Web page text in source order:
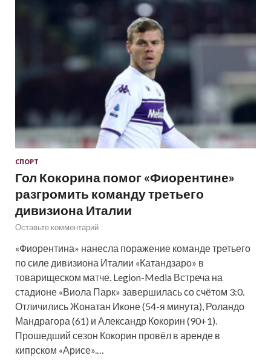
СПОРТ
Гол Кокорина помог «Фиорентине»
разгромить команду третьего
дивизиона Италии
Оставьте комментарий
«Фиорентина» нанесла поражение команде третьего
по силе дивизиона Италии «Катандзаро» в
товарищеском матче. Legion-Media Встреча на
стадионе «Виола Парк» завершилась со счётом 3:0.
Отличились Жонатан Иконе (54-я минута), Роландо
Мандрагора (61) и Александр Кокорин (90+1).
Прошедший сезон Кокорин провёл в аренде в
кипрском «Арисе».…